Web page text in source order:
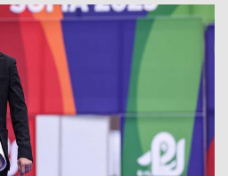
FOTO GALERİ
KÜNYE
İLETİŞİM